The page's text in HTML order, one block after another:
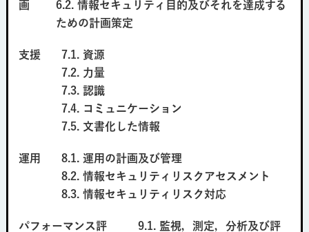
画
6.2. 情報セキュリティ目的及びそれを達成する
ための計画策定
支援
7.1. 資源
7.2. 力量
7.3. 認識
7.4. コミュニケーション
7.5. 文書化した情報
運用
8.1. 運用の計画及び管理
8.2. 情報セキュリティリスクアセスメント
8.3. 情報セキュリティリスク対応
パフォーマンス評
9.1. 監視，測定，分析及び評